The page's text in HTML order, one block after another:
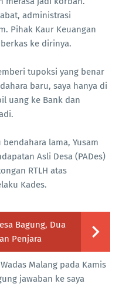
administrasi
Pihak Kaur Keuangan
ke dirinya.
tupoksi yang benar
baru, saya hanya di
uang ke Bank dan
lama, Yusam
Asli Desa (PADes)
RTLH atas
Kades.
Bagung, Dua
Penjara
Malang pada Kamis
jawaban ke saya